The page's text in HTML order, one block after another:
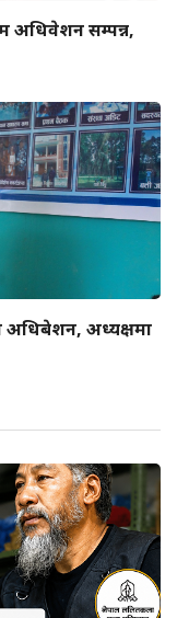
अधिवेशन सम्पन्न,
अधिबेशन, अध्यक्षमा